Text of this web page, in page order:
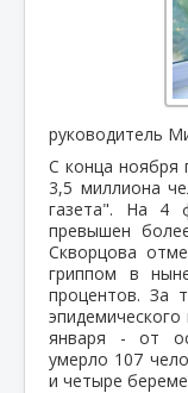
руководитель
С конца ноября
3,5 миллиона
газета". На 4
превышен
Скворцова
гриппом в
процентов. За
января - от
умерло 107
и четыре